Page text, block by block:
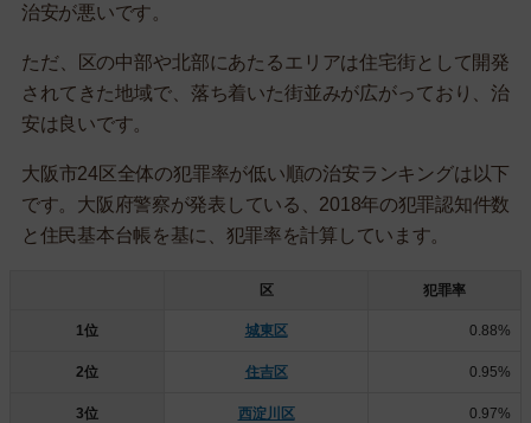
治安が悪いです。
ただ、区の中部や北部にあたるエリアは住宅街として開発
されてきた地域で、落ち着いた街並みが広がっており、治
安は良いです。
大阪市24区全体の犯罪率が低い順の治安ランキングは以下
です。大阪府警察が発表している、2018年の犯罪認知件数
と住民基本台帳を基に、犯罪率を計算しています。
区 犯罪率
1位 城東区 0.88%
2位 住吉区 0.95%
3位 西淀川区 0.97%